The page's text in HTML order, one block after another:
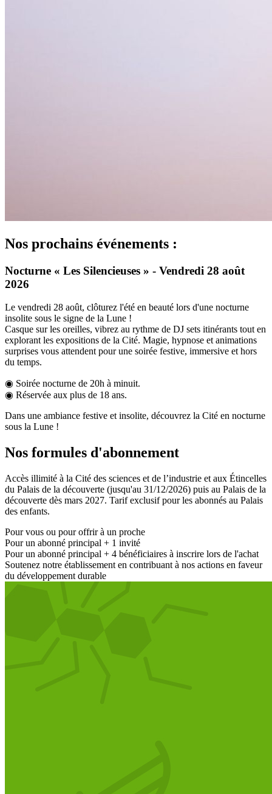
Nos prochains événements :
Nocturne « Les Silencieuses » - Vendredi 28 août
2026
Le vendredi 28 août, clôturez l'été en beauté lors d'une nocturne
insolite sous le signe de la Lune !
Casque sur les oreilles, vibrez au rythme de DJ sets itinérants tout en
explorant les expositions de la Cité. Magie, hypnose et animations
surprises vous attendent pour une soirée festive, immersive et hors
du temps.
◉ Soirée nocturne de 20h à minuit.
◉ Réservée aux plus de 18 ans.
Dans une ambiance festive et insolite, découvrez la Cité en nocturne
sous la Lune !
Nos formules d'abonnement
Accès illimité à la Cité des sciences et de l’industrie et aux Étincelles
du Palais de la découverte (jusqu'au 31/12/2026) puis au Palais de la
découverte dès mars 2027. Tarif exclusif pour les abonnés au Palais
des enfants.
Pour vous ou pour offrir à un proche
Pour un abonné principal + 1 invité
Pour un abonné principal + 4 bénéficiaires à inscrire lors de l'achat
Soutenez notre établissement en contribuant à nos actions en faveur
du développement durable